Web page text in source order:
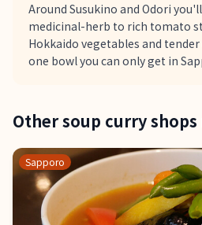
Around Susukino and Odori
medicinal-herb to rich tomato
Hokkaido vegetables and
one bowl you can only get in
Other soup curry
Sapporo